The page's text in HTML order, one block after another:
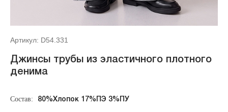
Артикул: D54.331
Джинсы трубы из эластичного плотного
денима
Состав: 80%Хлопок 17%ПЭ 3%ПУ